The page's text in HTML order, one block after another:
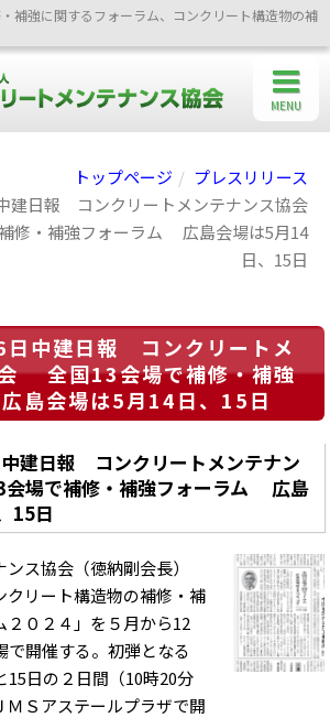
補強に関するフォーラム、コンクリート構造物の補
トップページ
プレスリリース
建日報 コンクリートメンテナンス協会
修・補強フォーラム 広島会場は5月14
日、15日
中建日報 コンクリートメ
全国13会場で補修・補強
島会場は5月14日、15日
建日報 コンクリートメンテナン
場で補修・補強フォーラム 広島
15日
ス協会（徳納剛会長）
クリート構造物の補修・補
０２４」を５月から12
で開催する。初弾となる
15日の２日間（10時20分
Ｓアステールプラザで開
MENU